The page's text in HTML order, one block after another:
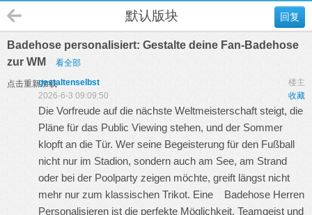
回复
默认版块
Badehose personalisiert: Gestalte deine Fan-Badehose
zur WM
看全部
点击重新加载 楼主
gestaltenselbst
收藏
2026-6-3 09:09:50
Die Vorfreude auf die nächste Weltmeisterschaft steigt, die
Pläne für das Public Viewing stehen, und der Sommer
klopft an die Tür. Wer seine Begeisterung für den Fußball
nicht nur im Stadion, sondern auch am See, am Strand
oder bei der Poolparty zeigen möchte, greift längst nicht
mehr nur zum klassischen Trikot. Eine Badehose Herren
Personalisieren ist die perfekte Möglichkeit, Teamgeist und